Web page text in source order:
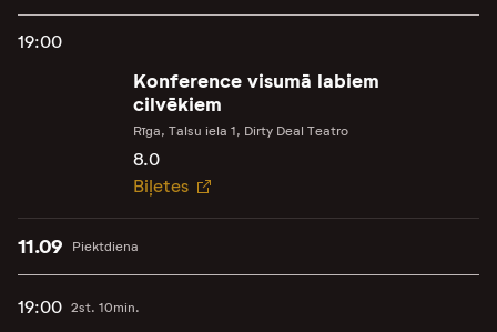
19:00
Konference visumā labiem
cilvēkiem
Rīga, Talsu iela 1, Dirty Deal Teatro
8.0
Biļetes
Piektdiena
11.09
19:00 2st. 10min.